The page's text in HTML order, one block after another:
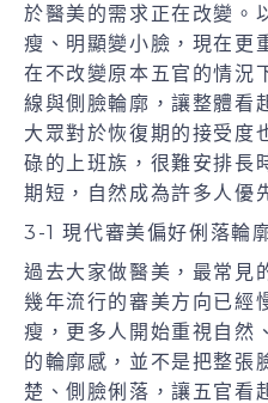
於醫美的需求正在改變。
瘦、明顯變小臉，現在更
在不改變原本五官的情況
線與側臉輪廓，讓整體看
大眾對於恢復期的接受度
碌的上班族，很難安排長
期短，自然成為許多人優
3-1 現代審美偏好俐落輪
過去大家做醫美，最常見
幾年流行的審美方向已經
瘦，更多人開始重視自然
的輪廓感，並不是把整張
楚、側臉俐落，讓五官看